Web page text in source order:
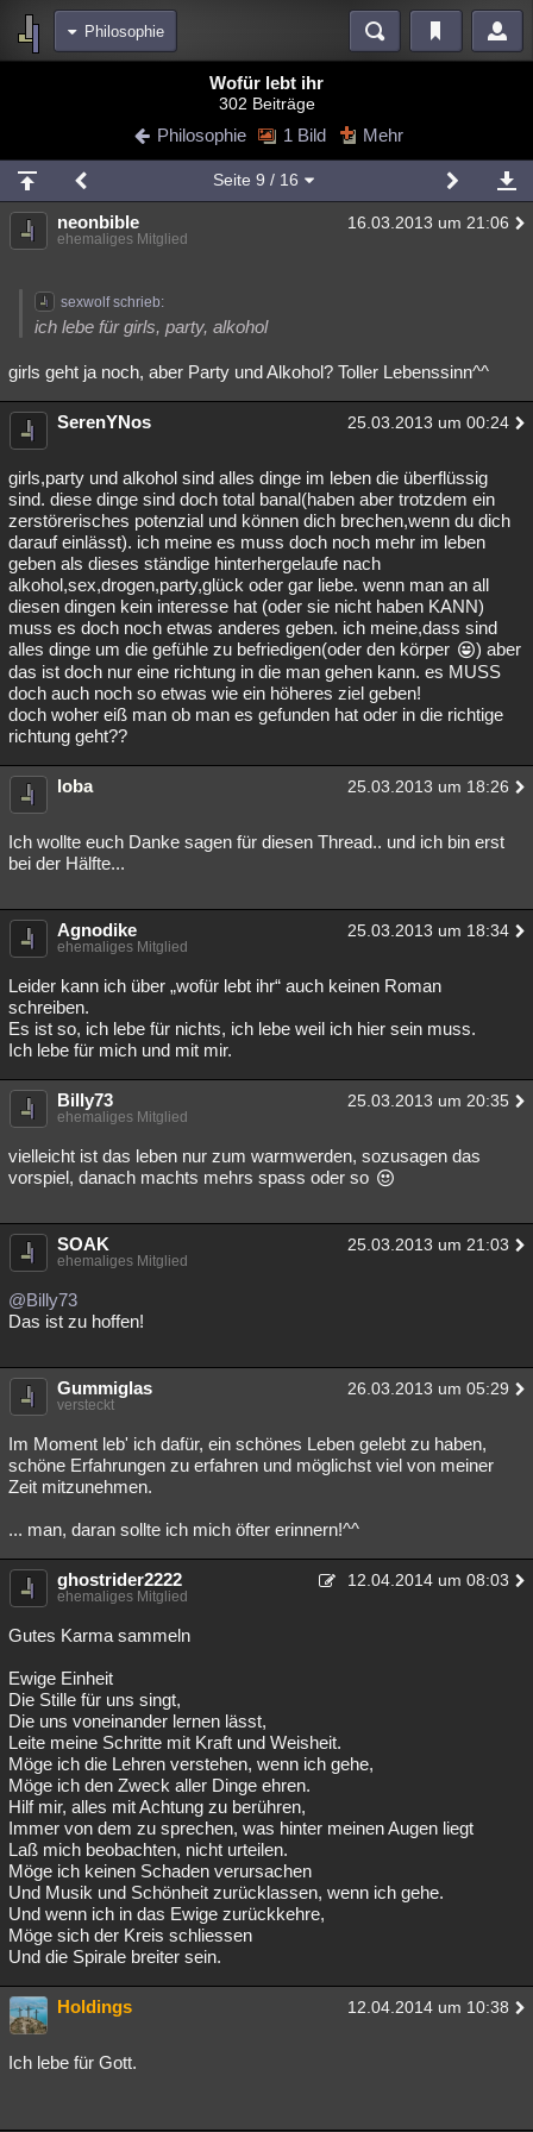
Philosophie
Blogs Videos
Chat Wiki Neuigkeiten
meine Rubriken
Menschen Wissenschaft Mystery Kriminalfälle
Natur Umfragen Unterhaltung
Astronomie
Musik Clash Verbesserungen Allmystery English
Übersichten
Besucht Teilgenommen Alle Neue Geschlossen
Lesenswert Schlüsselwörter
Wofür lebt ihr
302 Beiträge
Philosophie 1 Bild Mehr
Seite 9 / 16
neonbible 16.03.2013 um 21:06
ehemaliges Mitglied
sexwolf schrieb:
ich lebe für girls, party, alkohol
girls geht ja noch, aber Party und Alkohol? Toller Lebenssinn^^
SerenYNos 25.03.2013 um 00:24
girls,party und alkohol sind alles dinge im leben die überflüssig
sind. diese dinge sind doch total banal(haben aber trotzdem ein
zerstörerisches potenzial und können dich brechen,wenn du dich
darauf einlässt). ich meine es muss doch noch mehr im leben
geben als dieses ständige hinterhergelaufe nach
alkohol,sex,drogen,party,glück oder gar liebe. wenn man an all
diesen dingen kein interesse hat (oder sie nicht haben KANN)
muss es doch noch etwas anderes geben. ich meine,dass sind
alles dinge um die gefühle zu befriedigen(oder den körper
) aber
das ist doch nur eine richtung in die man gehen kann. es MUSS
doch auch noch so etwas wie ein höheres ziel geben!
doch woher eiß man ob man es gefunden hat oder in die richtige
richtung geht??
loba 25.03.2013 um 18:26
Ich wollte euch Danke sagen für diesen Thread.. und ich bin erst
bei der Hälfte...
Agnodike 25.03.2013 um 18:34
ehemaliges Mitglied
Leider kann ich über „wofür lebt ihr“ auch keinen Roman
schreiben.
Es ist so, ich lebe für nichts, ich lebe weil ich hier sein muss.
Ich lebe für mich und mit mir.
Billy73 25.03.2013 um 20:35
ehemaliges Mitglied
vielleicht ist das leben nur zum warmwerden, sozusagen das
vorspiel, danach machts mehrs spass oder so
SOAK 25.03.2013 um 21:03
ehemaliges Mitglied
@Billy73
Das ist zu hoffen!
Gummiglas 26.03.2013 um 05:29
versteckt
Im Moment leb' ich dafür, ein schönes Leben gelebt zu haben,
schöne Erfahrungen zu erfahren und möglichst viel von meiner
Zeit mitzunehmen.
... man, daran sollte ich mich öfter erinnern!^^
ghostrider2222 12.04.2014 um 08:03
ehemaliges Mitglied
Gutes Karma sammeln
Ewige Einheit
Die Stille für uns singt,
Die uns voneinander lernen lässt,
Leite meine Schritte mit Kraft und Weisheit.
Möge ich die Lehren verstehen, wenn ich gehe,
Möge ich den Zweck aller Dinge ehren.
Hilf mir, alles mit Achtung zu berühren,
Immer von dem zu sprechen, was hinter meinen Augen liegt
Laß mich beobachten, nicht urteilen.
Möge ich keinen Schaden verursachen
Und Musik und Schönheit zurücklassen, wenn ich gehe.
Und wenn ich in das Ewige zurückkehre,
Möge sich der Kreis schliessen
Und die Spirale breiter sein.
Holdings 12.04.2014 um 10:38
Ich lebe für Gott.